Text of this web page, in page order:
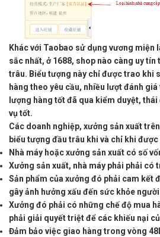
Khác với Taobao sử dụng vương miện
sắc nhất, ở 1688, shop nào càng uy
trâu. Biểu tượng này chỉ được trao khi
hàng theo yêu cầu, nhiều lượt đánh
lượng hàng tốt đã qua kiểm duyệt,
vụ tốt.
Các doanh nghiệp, xưởng sản xuất
biểu tượng đầu trâu khi và chỉ khi được
Nhà máy hoặc xưởng sản xuất có số
Xưởng sản xuất, nhà máy phải phải có
Sản phẩm của xưởng đó phải cam kết
gây ảnh hưởng xấu đến sức khỏe
Xưởng đó phải có những chế độ mua
phải giải quyết triệt để các khiếu nại
Đảm bảo việc giao hàng trong vòng